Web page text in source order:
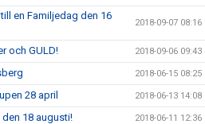
en Familjedag den 16
2018-09-07 08:16
och GULD! 2018-09-06 09:43
2018-06-15 08:25
28 april 2018-06-13 14:08
18 augusti! 2018-06-11 12:36